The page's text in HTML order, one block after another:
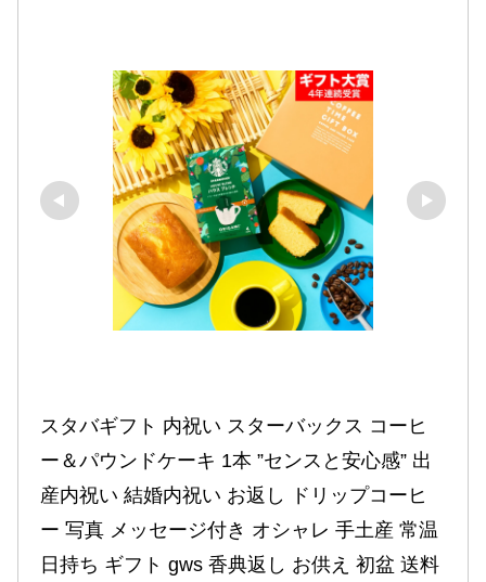
スタバギフト 内祝い スターバックス コーヒ
ー＆パウンドケーキ 1本 ”センスと安心感” 出
産内祝い 結婚内祝い お返し ドリップコーヒ
ー 写真 メッセージ付き オシャレ 手土産 常温
日持ち ギフト gws 香典返し お供え 初盆 送料